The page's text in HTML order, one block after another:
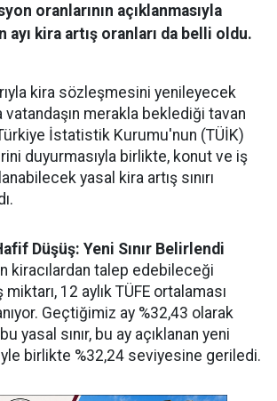
oranlarının açıklanmasıyla
ayı kira artış oranları da belli oldu.
kira sözleşmesini yenileyecek
vatandaşın merakla beklediği tavan
İstatistik Kurumu'nun (TÜİK)
duyurmasıyla birlikte, konut ve iş
yasal kira artış sınırı
Düşüş: Yeni Sınır Belirlendi
kiracılardan talep edebileceği
12 aylık TÜFE ortalaması
Geçtiğimiz ay %32,43 olarak
yasal sınır, bu ay açıklanan yeni
birlikte %32,24 seviyesine geriledi.